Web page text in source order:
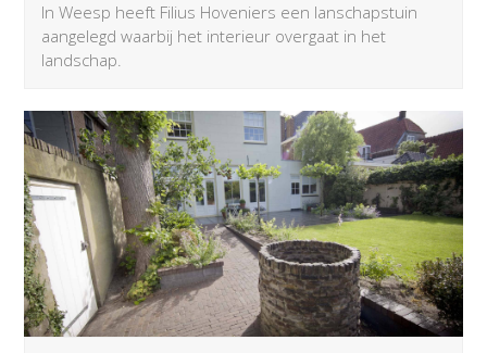
In Weesp heeft Filius Hoveniers een lanschapstuin
aangelegd waarbij het interieur overgaat in het
landschap.